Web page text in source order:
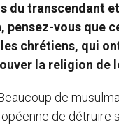
du transcendant
pensez-vous que
chrétiens, qui
la religion de
de
de détruire